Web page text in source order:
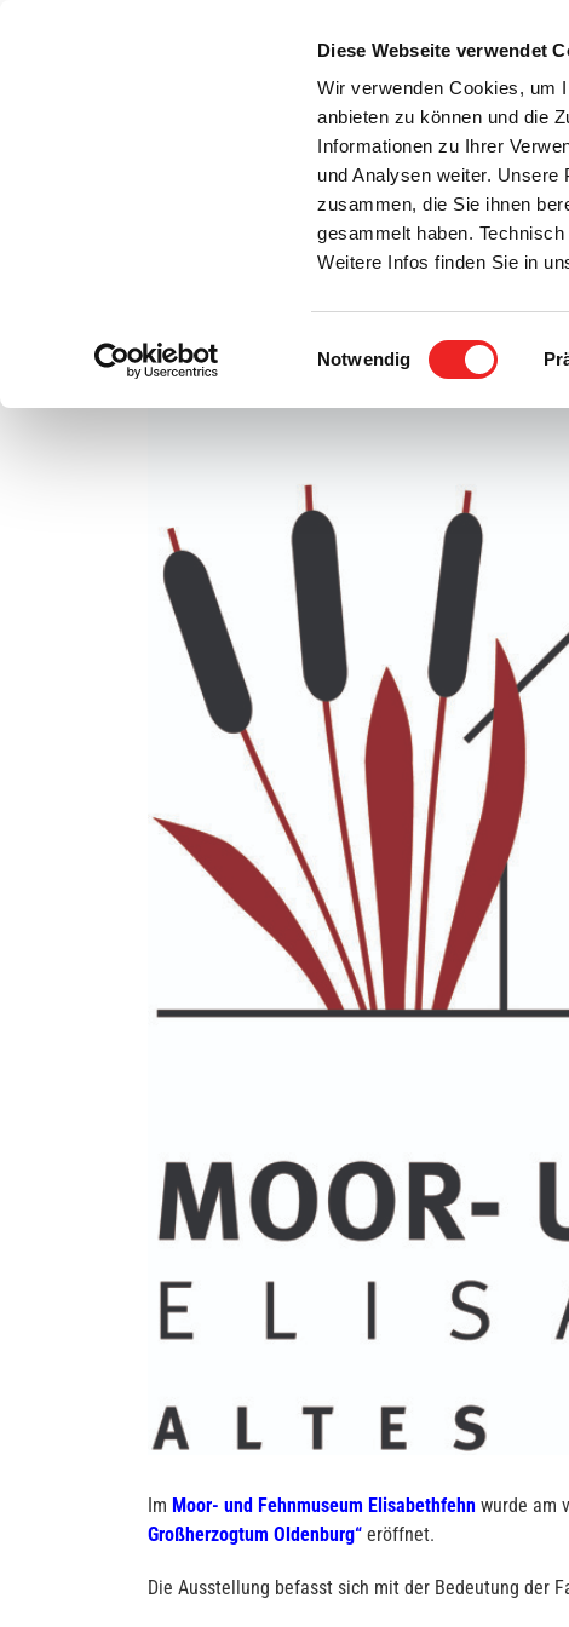
Diese Webseite verwendet
Wir verwenden Cookies, um
anbieten zu können und die
Informationen zu Ihrer
und Analysen weiter.
zusammen, die Sie ihnen
gesammelt haben.
Weitere Infos finden Sie in
Einwilligungsauswahl
Notwendig
Bürgerservice Rats- / Bürgerinfo
Neuer Filmbeitrag erstellt!
Im Moor- und Fehnmuseum Elisabethfehn wurde am
Großherzogtum Oldenburg“ eröffnet.
Die Ausstellung befasst sich mit der Bedeutung der